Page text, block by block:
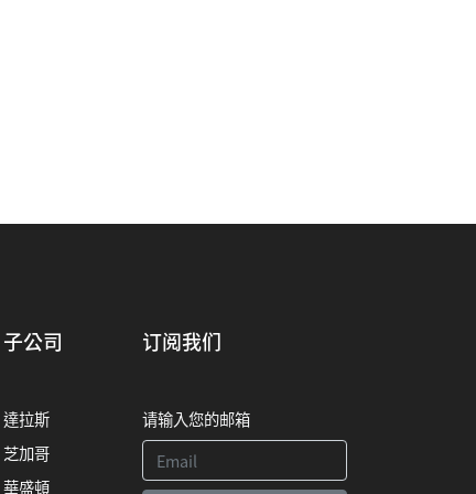
子公司
達拉斯
芝加哥
華盛頓
订阅我们
请输入您的邮箱